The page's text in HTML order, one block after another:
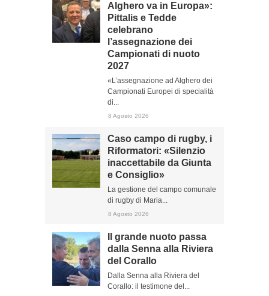
Alghero va in Europa»:
Pittalis e Tedde
celebrano
l’assegnazione dei
Campionati di nuoto
2027
«L’assegnazione ad Alghero dei
Campionati Europei di specialità
di...
8 Agosto 2026
Caso campo di rugby, i
Riformatori: «Silenzio
inaccettabile da Giunta
e Consiglio»
La gestione del campo comunale
di rugby di Maria...
8 Agosto 2026
Il grande nuoto passa
dalla Senna alla Riviera
del Corallo
Dalla Senna alla Riviera del
Corallo: il testimone del...